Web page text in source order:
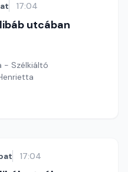
17:04
utcában
- Szélkiáltó
17:04